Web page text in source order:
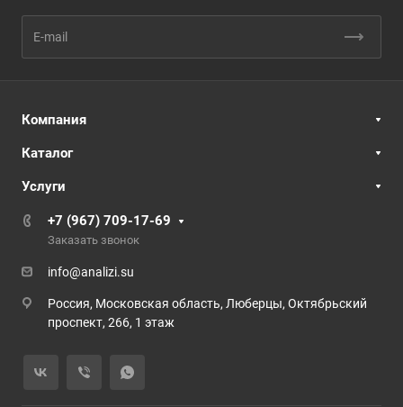
Компания
Каталог
Услуги
+7 (967) 709-17-69
Заказать звонок
info@analizi.su
Россия, Московская область, Люберцы, Октябрьский
проспект, 266, 1 этаж